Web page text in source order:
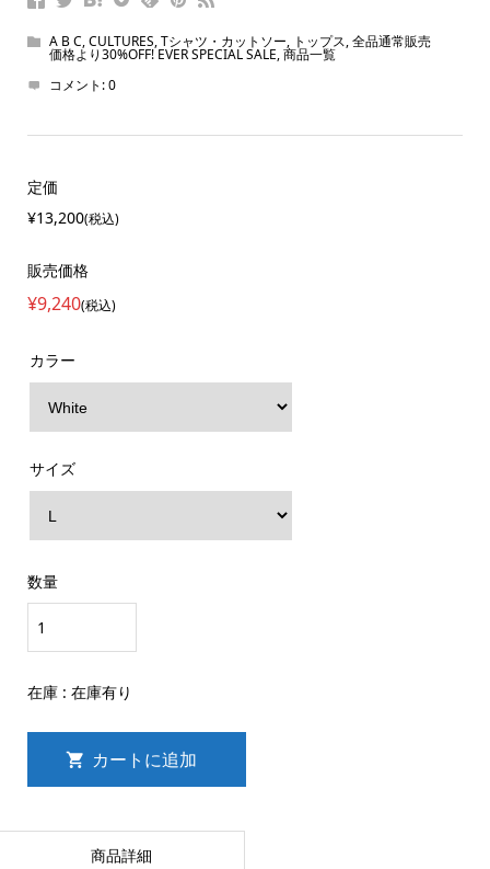
A B C,CULTURES,Tシャツ・カットソー, トップス,全品通常販売
価格より30%OFF! EVER SPECIAL SALE,商品一覧
コメント:0
定価
¥13,200(税込)
販売価格
¥9,240(税込)
カラー
サイズ
数量
在庫 : 在庫有り
商品詳細